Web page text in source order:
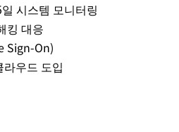
시스템 모니터링
킹 대응
Sign-On)
우드 도입